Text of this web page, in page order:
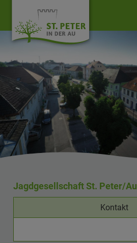
Jagdgesellschaft St. Peter/Au
Kontakt